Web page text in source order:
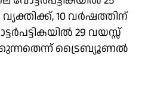
10 വര്‍ഷത്തിന്
29 വയസ്സ്
ട്രൈബ്യൂണല്‍